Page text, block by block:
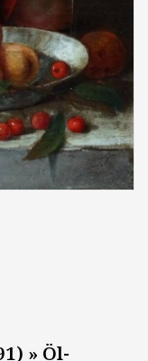
» Öl-